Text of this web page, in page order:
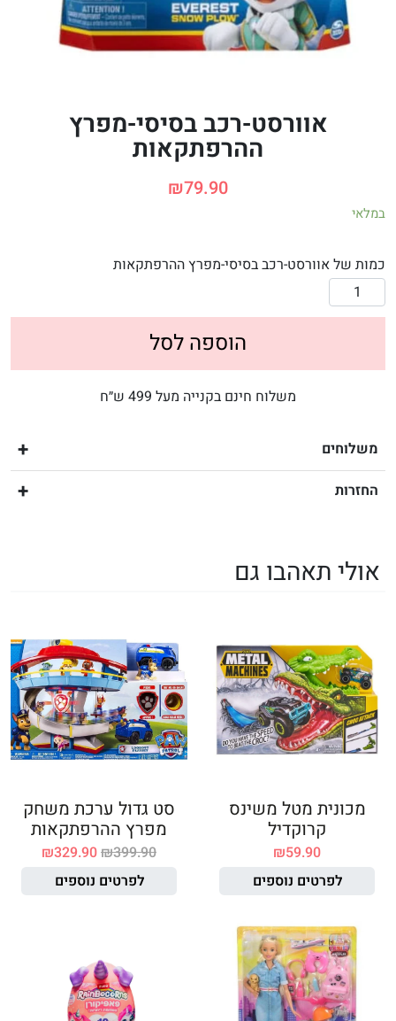
אוורסט-רכב בסיסי-מפרץ
ההרפתקאות
₪79.90
במלאי
כמות של אוורסט-רכב בסיסי-מפרץ ההרפתקאות
הוספה לסל
משלוח חינם בקנייה מעל 499 ש״ח
משלוחים
החזרות
אולי תאהבו גם
מכונית מטל משינס
קרוקדיל
₪59.90
לפרטים נוספים
סט גדול ערכת משחק
מפרץ ההרפתקאות
₪399.90
₪329.90
לפרטים נוספים